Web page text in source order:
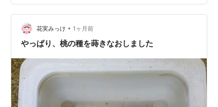
と書いていますが、 当時は「あんまり興味ないものを無
理やり聞かされている」という感覚でした。 音楽は好き
だったけどね。SPEEDとかSMAPとかだもん好きなの
は。 ビートルズやカーペン…
花実みっけ • 1ヶ月前
やっぱり、桃の種を蒔きなおしました